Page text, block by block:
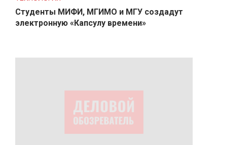
Студенты МИФИ, МГИМО и МГУ создадут
электронную «Капсулу времени»